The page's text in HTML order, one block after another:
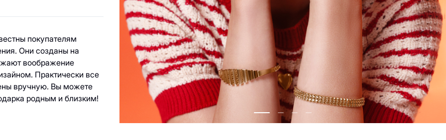
Скачать приложение
покупателям
Они созданы на
воображение
Практически все
вручную. Вы можете
родным и близким!